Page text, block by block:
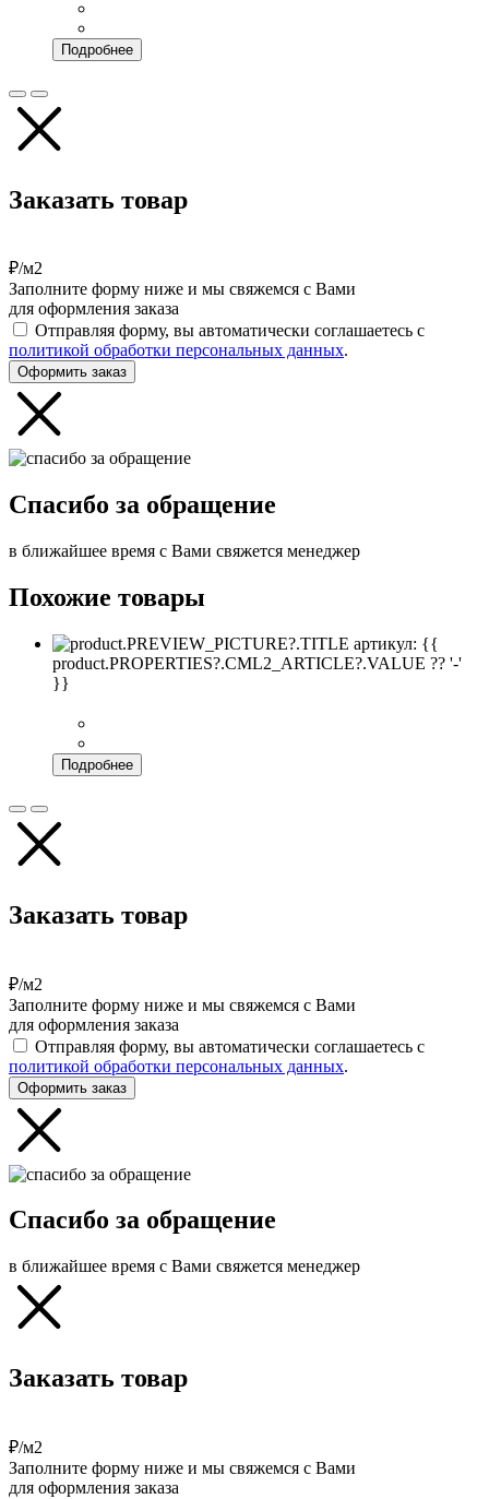
Подробнее
Заказать товар
₽/м2
Заполните форму ниже и мы свяжемся с Вами
для оформления заказа
Отправляя форму, вы автоматически соглашаетесь с
политикой обработки персональных данных.
Оформить заказ
Спасибо за обращение
в ближайшее время с Вами свяжется менеджер
Похожие товары
артикул: {{
product.PROPERTIES?.CML2_ARTICLE?.VALUE ?? '-'
}}
Подробнее
Заказать товар
₽/м2
Заполните форму ниже и мы свяжемся с Вами
для оформления заказа
Отправляя форму, вы автоматически соглашаетесь с
политикой обработки персональных данных.
Оформить заказ
Спасибо за обращение
в ближайшее время с Вами свяжется менеджер
Заказать товар
₽/м2
Заполните форму ниже и мы свяжемся с Вами
для оформления заказа